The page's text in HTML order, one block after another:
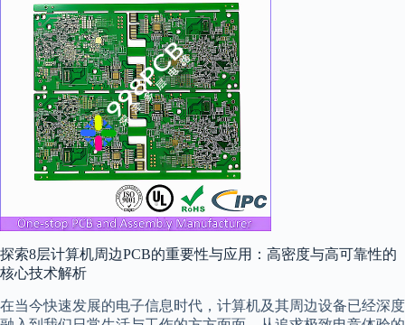
探索8层计算机周边PCB的重要性与应用：高密度与高可靠性的
核心技术解析
在当今快速发展的电子信息时代，计算机及其周边设备已经深度